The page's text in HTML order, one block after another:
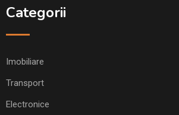
Categorii
Imobiliare
Transport
Electronice